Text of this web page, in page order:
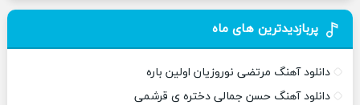
پربازدیدترین های ماه
دانلود آهنگ مرتضی نوروزیان اولین باره
دانلود آهنگ حسن جمالی دختره ی قرشمی